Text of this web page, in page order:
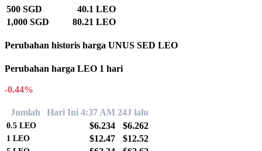
500 SGD
40.1 LEO
1,000 SGD
80.21 LEO
Perubahan historis harga UNUS SED LEO
Perubahan harga LEO 1 hari
-0.44%
Jumlah Hari Ini 4:37 AM 24J lalu
0.5 LEO $6.234 $6.262
1 LEO $12.47 $12.52